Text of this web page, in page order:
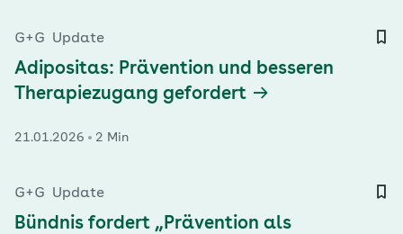
G+G Update
Adipositas: Prävention und besseren
Therapiezugang gefordert
21.01.2026 2 Min
G+G Update
Bündnis fordert „Prävention als